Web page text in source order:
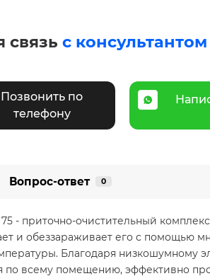
связь с консультантом
Позвонить по
телефону
Вопрос-ответ 0
75 - приточно-очистительный
и обеззараживает его с помощью
Благодаря низкошумному
по всему помещению, эффективно